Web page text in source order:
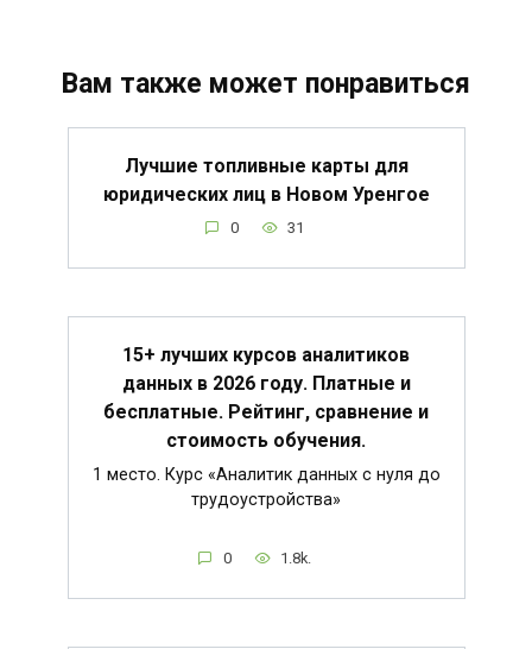
Вам также может понравиться
Лучшие топливные карты для
юридических лиц в Новом Уренгое
0 31
15+ лучших курсов аналитиков
данных в 2026 году. Платные и
бесплатные. Рейтинг, сравнение и
стоимость обучения.
1 место. Курс «Аналитик данных с нуля до
трудоустройства»
0 1.8k.